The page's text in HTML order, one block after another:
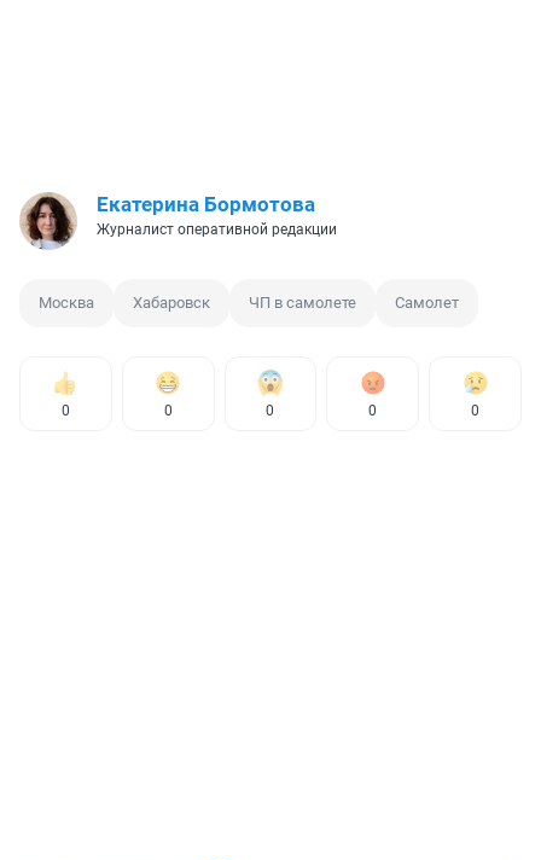
Екатерина Бормотова
Журналист оперативной редакции
Москва Хабаровск ЧП в самолете Самолет
0 0 0 0 0